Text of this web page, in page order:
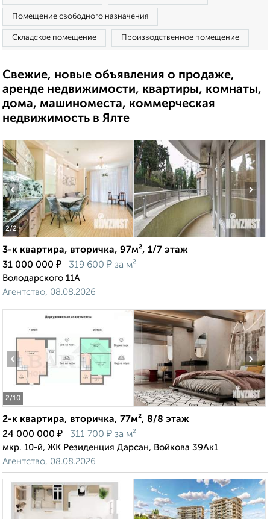
Помещение свободного назначения
Складское помещение Производственное помещение
Свежие, новые объявления о продаже,
аренде недвижимости, квартиры, комнаты,
дома, машиноместа, коммерческая
недвижимость в Ялте
2/2
‹ ›
3-к квартира, вторичка, 97м², 1/7 этаж
31 000 000 ₽ 319 600 ₽ за м²
Володарского 11А
Агентство, 08.08.2026
2/10
‹ ›
2-к квартира, вторичка, 77м², 8/8 этаж
24 000 000 ₽ 311 700 ₽ за м²
мкр. 10-й, ЖК Резиденция Дарсан, Войкова 39Ак1
Агентство, 08.08.2026